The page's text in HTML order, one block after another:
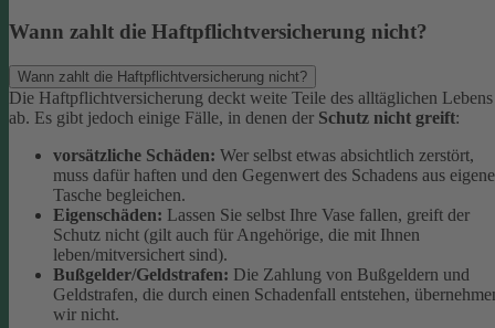
Wann zahlt die Haftpflichtversicherung nicht?
Wann zahlt die Haftpflichtversicherung nicht?
Die Haftpflichtversicherung deckt weite Teile des alltäglichen Lebens
ab. Es gibt jedoch einige Fälle, in denen der Schutz nicht greift:
vorsätzliche Schäden: Wer selbst etwas absichtlich zerstört,
muss dafür haften und den Gegenwert des Schadens aus
Tasche begleichen.
Eigenschäden: Lassen Sie selbst Ihre Vase fallen, greift der
Schutz nicht (gilt auch für Angehörige, die mit Ihnen
leben/mitversichert sind).
Bußgelder/Geldstrafen: Die Zahlung von Bußgeldern und
Geldstrafen, die durch einen Schadenfall entstehen,
wir nicht.